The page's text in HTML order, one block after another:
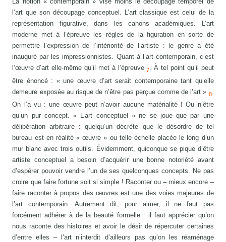
l’art que son découpage conceptuel. L’art classique est celui de la
représentation figurative, dans les canons académiques. L’art
moderne met à l’épreuve les règles de la figuration en sorte de
permettre l’expression de l’intériorité de l’artiste : le genre a été
inauguré par les impressionnistes. Quant à l’art contemporain, c’est
l’œuvre d’art elle-même qu’il met à l’épreuve7. À tel point qu’il peut
être énoncé : « une œuvre d’art serait contemporaine tant qu’elle
demeure exposée au risque de n’être pas perçue comme de l’art » 8.
On l’a vu : une œuvre peut n’avoir aucune matérialité ! Ou n’être
qu’un pur concept. « L’art conceptuel » ne se joue que par une
délibération arbitraire : quelqu’un décrète que le désordre de tel
bureau est en réalité « œuvre » ou telle échelle placée le long d’un
mur blanc avec trois outils. Évidemment, quiconque se pique d’être
artiste conceptuel a besoin d’acquérir une bonne notoriété avant
d’espérer pouvoir vendre l’un de ses quelconques concepts. Ne pas
croire que faire fortune soit si simple ! Raconter ou – mieux encore –
faire raconter à propos des œuvres est une des voies majeures de
l’art contemporain. Autrement dit, pour aimer, il ne faut pas
forcément adhérer à de la beauté formelle : il faut apprécier qu’on
nous raconte des histoires et avoir le désir de répercuter certaines
d’entre elles – l’art n’interdit d’ailleurs pas qu’on les réaménage